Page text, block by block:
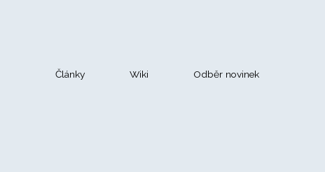
Články Wiki Odběr novinek